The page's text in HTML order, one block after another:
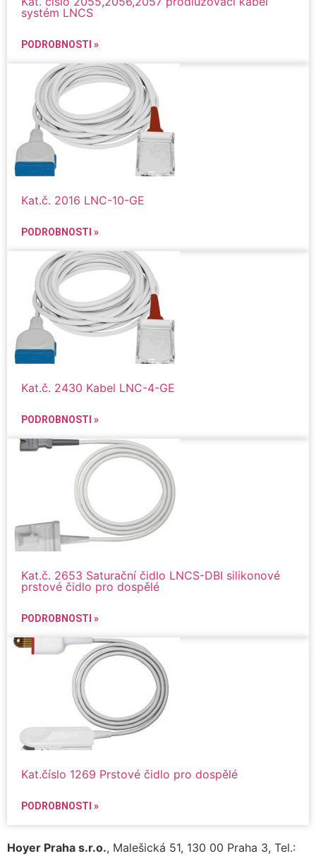
systém LNCS
PODROBNOSTI »
Kat.č. 2016 LNC-10-GE
PODROBNOSTI »
Kat.č. 2430 Kabel LNC-4-GE
PODROBNOSTI »
Kat.č. 2653 Saturační čidlo LNCS-DBI silikonové
prstové čidlo pro dospělé
PODROBNOSTI »
Kat.číslo 1269 Prstové čidlo pro dospělé
PODROBNOSTI »
Hoyer Praha s.r.o., Malešická 51, 130 00 Praha 3, Tel.: